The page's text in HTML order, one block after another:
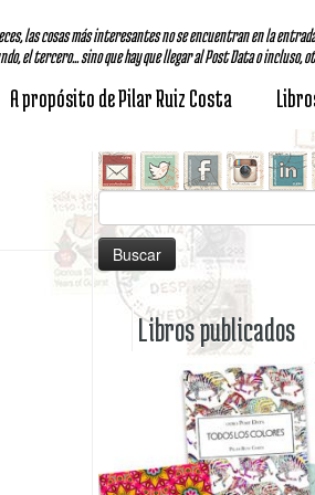
las cosas más interesantes no se encuentran en la
el tercero... sino que hay que llegar al Post Data o incluso,
A propósito de Pilar Ruiz Costa
Libros publicados